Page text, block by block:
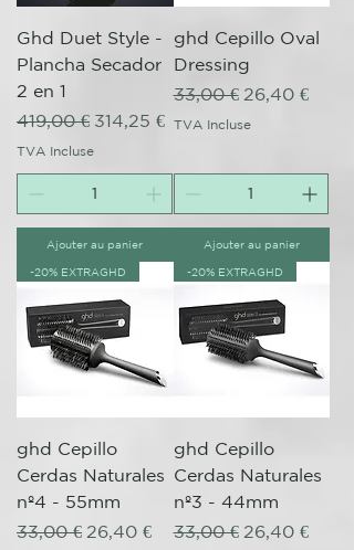
Ghd Duet Style -
Plancha Secador
2 en 1
Prix original
419,00 € Prix promotionnel
314,25 €
TVA Incluse
Ajouter au panier
ghd Cepillo Oval
Dressing
Prix original
33,00 € Prix
26,40 €
TVA Incluse
Ajouter au panier
-20% EXTRAGHD
ghd Cepillo
Cerdas Naturales
nº4 - 55mm
Prix original
33,00 € Prix promotionnel
26,40 €
-20% EXTRAGHD
ghd Cepillo
Cerdas Naturales
nº3 - 44mm
Prix original
33,00 € Prix
26,40 €